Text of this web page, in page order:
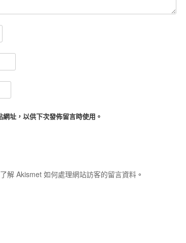
址，以供下次發佈留言時使用。
解 Akismet 如何處理網站訪客的留言資料 。